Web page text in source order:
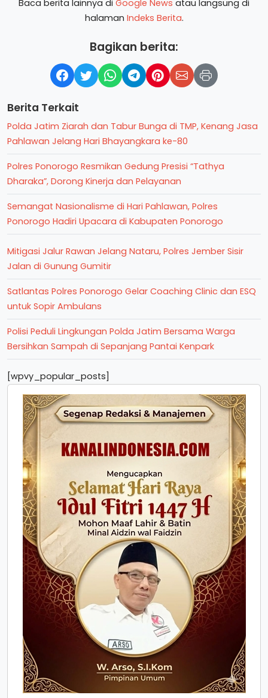
Baca berita lainnya di Google News atau langsung di
halaman Indeks Berita.
Bagikan berita:
Berita Terkait
Polda Jatim Ziarah dan Tabur Bunga di TMP, Kenang Jasa
Pahlawan Jelang Hari Bhayangkara ke-80
Polres Ponorogo Resmikan Gedung Presisi “Tathya
Dharaka”, Dorong Kinerja dan Pelayanan
Semangat Nasionalisme di Hari Pahlawan, Polres
Ponorogo Hadiri Upacara di Kabupaten Ponorogo
Mitigasi Jalur Rawan Jelang Nataru, Polres Jember Sisir
Jalan di Gunung Gumitir
Satlantas Polres Ponorogo Gelar Coaching Clinic dan ESQ
untuk Sopir Ambulans
Polisi Peduli Lingkungan Polda Jatim Bersama Warga
Bersihkan Sampah di Sepanjang Pantai Kenpark
[wpvy_popular_posts]